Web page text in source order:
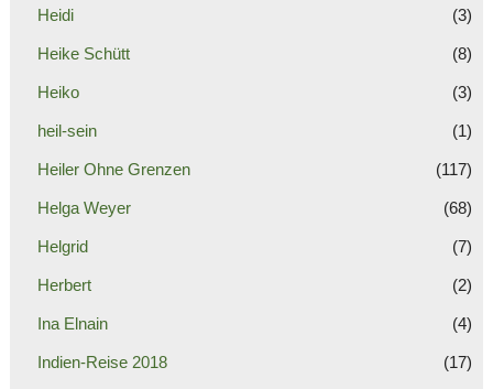
Heidi (3)
Heike Schütt (8)
Heiko (3)
heil-sein (1)
Heiler Ohne Grenzen (117)
Helga Weyer (68)
Helgrid (7)
Herbert (2)
Ina Elnain (4)
Indien-Reise 2018 (17)